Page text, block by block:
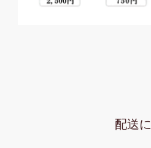
配送